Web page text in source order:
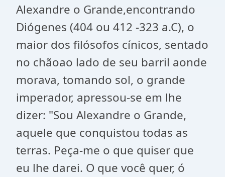
Alexandre o Grande,encontrando
Diógenes (404 ou 412 -323 a.C), o
maior dos filósofos cínicos, sentado
no chãoao lado de seu barril aonde
morava, tomando sol, o grande
imperador, apressou-se em lhe
dizer: "Sou Alexandre o Grande,
aquele que conquistou todas as
terras. Peça-me o que quiser que
eu lhe darei. O que você quer, ó